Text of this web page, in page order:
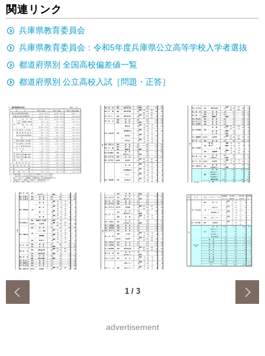
関連リンク
兵庫県教育委員会
兵庫県教育委員会：令和5年度兵庫県公立高等学校入学者選抜
都道府県別 全国高校偏差値一覧
都道府県別 公立高校入試［問題・正答］
1 / 3
advertisement